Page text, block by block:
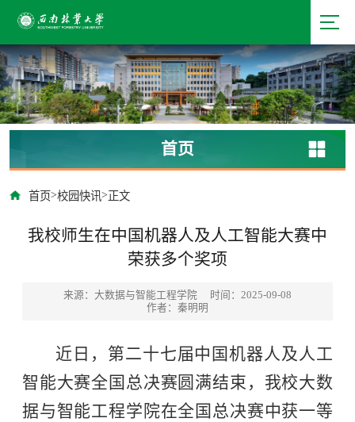
首页
首页>校园快讯>正文
我校师生在中国机器人及人工智能大赛中
荣获多个奖项
来源：大数据与智能工程学院
时间：2025-09-08
作者：秦明明
近日，第二十七届中国机器人及人工
智能大赛全国总决赛圆满结束，我校大数
据与智能工程学院在全国总决赛中获一等